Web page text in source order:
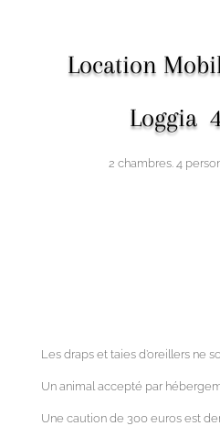
Location
Loggia
2 chambres. 4
Les draps et taies d’oreillers ne
Un animal accepté par
Une caution de 300 euros est